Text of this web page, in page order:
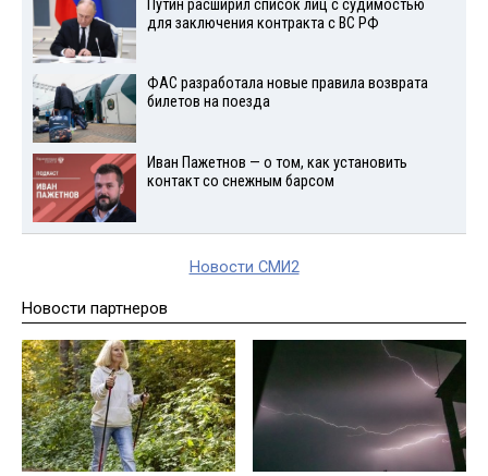
Путин расширил список лиц с судимостью
для заключения контракта с ВС РФ
ФАС разработала новые правила возврата
билетов на поезда
Иван Пажетнов — о том, как установить
контакт со снежным барсом
Новости СМИ2
Новости партнеров